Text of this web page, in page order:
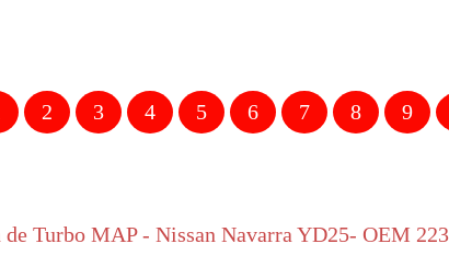
2 3 4 5 6 7 8 9
de Turbo MAP - Nissan Navarra YD25- OEM